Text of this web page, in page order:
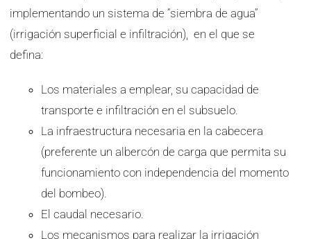
implementando un sistema de “siembra de agua”
(irrigación superficial e infiltración), en el que se
defina:
Los materiales a emplear, su capacidad de
transporte e infiltración en el subsuelo.
La infraestructura necesaria en la cabecera
(preferente un albercón de carga que permita su
funcionamiento con independencia del momento
del bombeo).
El caudal necesario.
Los mecanismos para realizar la irrigación